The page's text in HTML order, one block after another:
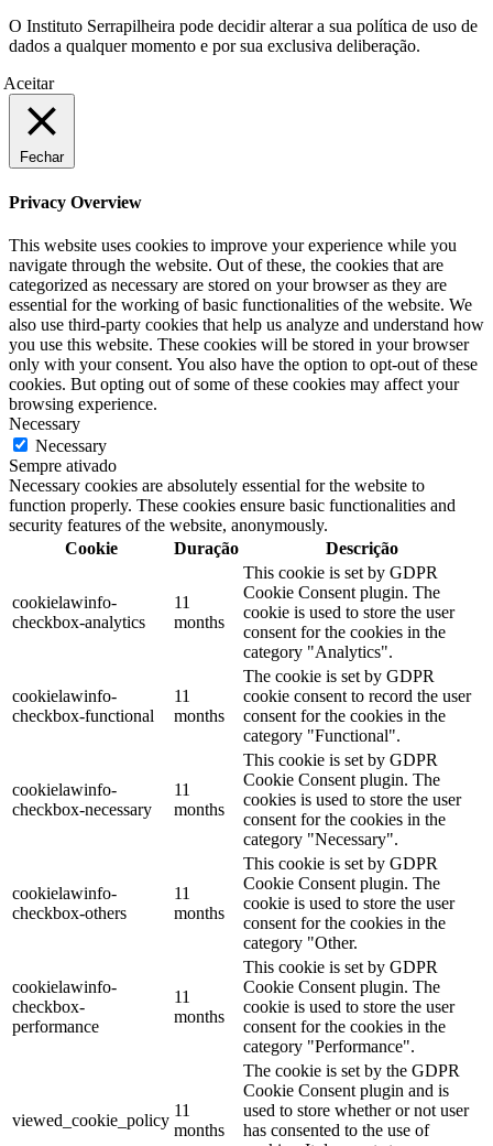
O Instituto Serrapilheira pode decidir alterar a sua política de uso de
dados a qualquer momento e por sua exclusiva deliberação.
Aceitar
Fechar
Privacy Overview
This website uses cookies to improve your experience while you
navigate through the website. Out of these, the cookies that are
categorized as necessary are stored on your browser as they are
essential for the working of basic functionalities of the website. We
also use third-party cookies that help us analyze and understand how
you use this website. These cookies will be stored in your browser
only with your consent. You also have the option to opt-out of these
cookies. But opting out of some of these cookies may affect your
browsing experience.
Necessary
Necessary
Sempre ativado
Necessary cookies are absolutely essential for the website to
function properly. These cookies ensure basic functionalities and
security features of the website, anonymously.
Cookie
Duração Descrição
cookielawinfo-
checkbox-analytics
11
months
This cookie is set by GDPR
Cookie Consent plugin. The
cookie is used to store the user
consent for the cookies in the
category "Analytics".
cookielawinfo-
checkbox-functional
11
months
The cookie is set by GDPR
cookie consent to record the user
consent for the cookies in the
category "Functional".
cookielawinfo-
checkbox-necessary
11
months
This cookie is set by GDPR
Cookie Consent plugin. The
cookies is used to store the user
consent for the cookies in the
category "Necessary".
cookielawinfo-
checkbox-others
11
months
This cookie is set by GDPR
Cookie Consent plugin. The
cookie is used to store the user
consent for the cookies in the
category "Other.
cookielawinfo-
checkbox-
performance
11
months
This cookie is set by GDPR
Cookie Consent plugin. The
cookie is used to store the user
consent for the cookies in the
category "Performance".
viewed_cookie_policy
11
months
The cookie is set by the GDPR
Cookie Consent plugin and is
used to store whether or not user
has consented to the use of